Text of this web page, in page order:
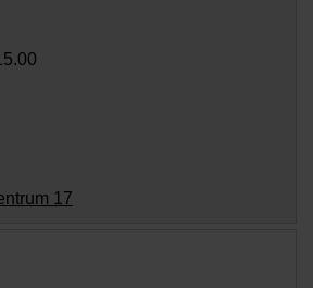
17